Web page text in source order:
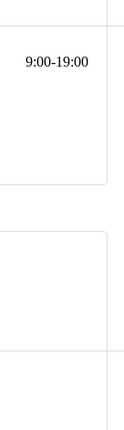
9:00-19:00